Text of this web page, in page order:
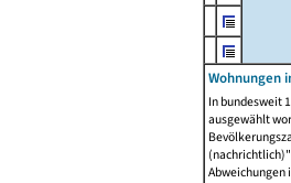
Wohnungen
In bundesweit
ausgewählt
Abweichungen